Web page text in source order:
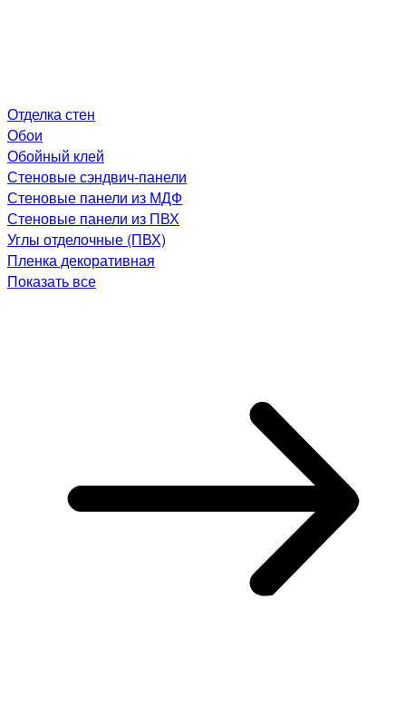
Отделка стен
Обои
Обойный клей
Стеновые сэндвич-панели
Стеновые панели из МДФ
Стеновые панели из ПВХ
Углы отделочные (ПВХ)
Пленка декоративная
Показать все